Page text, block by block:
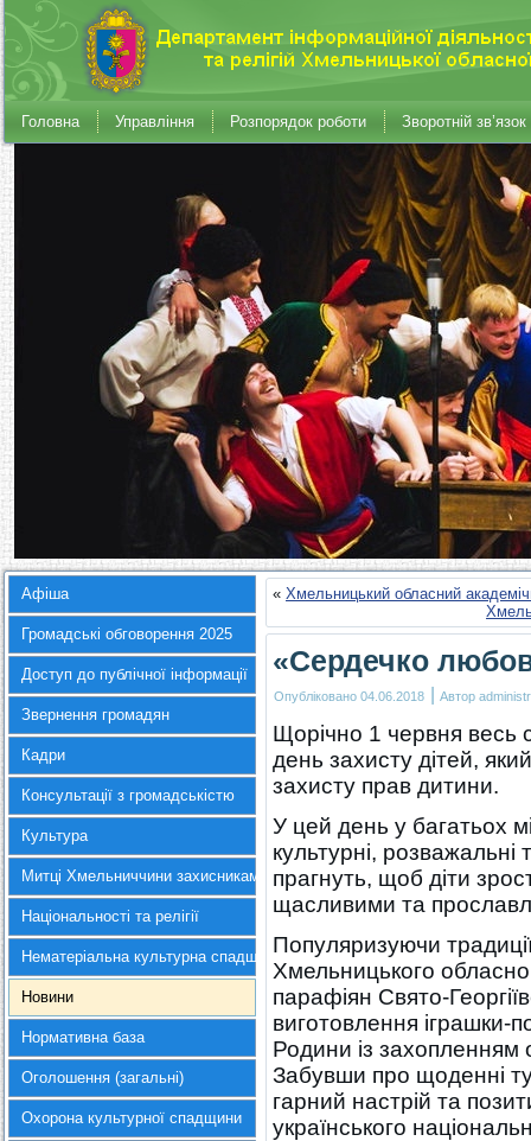
Головна Управління Розпорядок роботи Зворотній зв’язок
Афіша
Громадські обговорення 2025
Доступ до публічної інформації
Звернення громадян
Кадри
Консультації з громадськістю
Культура
Митці Хмельниччини захисникам України
Національності та релігії
Нематеріальна культурна спадщина
Новини
Нормативна база
Оголошення (загальні)
Охорона культурної спадщини
« Хмельницький обласний
«Сердечко
Опубліковано 04.06.2018 | Автор
Щорічно 1 червня весь
день захисту дітей,
захисту прав дитини.
У цей день у багатьох
культурні, розважальні
прагнуть, щоб діти
щасливими та
Популяризуючи
Хмельницького
парафіян Свято-
виготовлення іграшки-
Родини із
Забувши про щоденні
гарний настрій та
українського